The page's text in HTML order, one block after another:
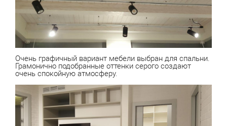
Очень графичный вариант мебели выбран для спальни.
Грамонично подобранные оттенки серого создают
очень спокойную атмосферу.